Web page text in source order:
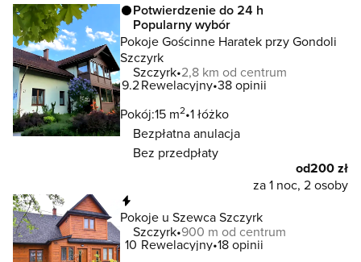
Potwierdzenie do 24 h
Popularny wybór
Pokoje Gościnne Haratek przy Gondoli
Szczyrk
Szczyrk 2,8 km od centrum
9.2Rewelacyjny 38 opinii
Pokój:15 m2 1 łóżko
Bezpłatna anulacja
Bez przedpłaty
od200 zł
za 1 noc, 2 osoby
Pokoje u Szewca Szczyrk
Szczyrk 900 m od centrum
10 Rewelacyjny 18 opinii